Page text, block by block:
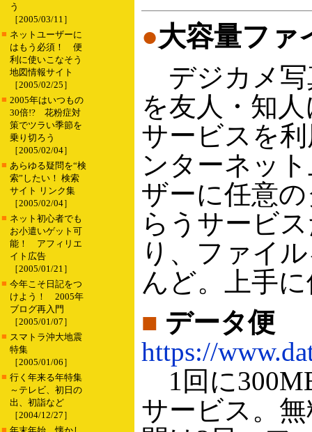
う
［2005/03/11］
■ ネットユーザーに
はもう必須！ 便
利に使いこなそう
地図情報サイト
［2005/02/25］
■ 2005年はいつもの
30倍!? 花粉症対
策でツラい季節を
乗り切ろう
［2005/02/04］
■ あらゆる疑問を“検
索”したい！ 検索
サイト リンク集
［2005/02/04］
■ ネット初心者でも
お小遣いゲット可
能！ アフィリエ
イト広告
［2005/01/21］
■ 今年こそ日記をつ
けよう！ 2005年
ブログ再入門
［2005/01/07］
■ スマトラ沖大地震
特集
［2005/01/06］
■ 行く年来る年特集
～テレビ、初日の
出、初詣など
［2004/12/27］
■
●大容量ファ
デジカメ写
を友人・知
サービスを
ンターネッ
ザーに任意
らうサービ
り、ファイ
んど。上手
■ データ便
https://
1回に
サービス。